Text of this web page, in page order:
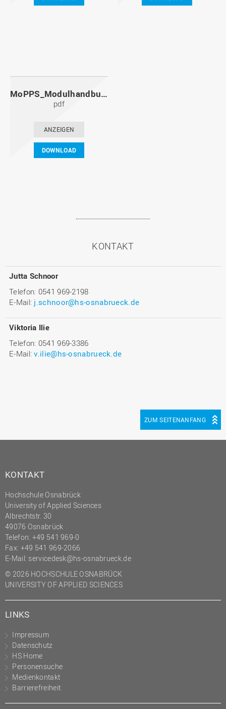
MoPPS_Modulhandbuch_20091201.pdf
pdf
ANZEIGEN
DOWNLOAD
KONTAKT
Jutta Schnoor
Telefon: 0541 969-2198
E-Mail: j.schnoor@hs-osnabrueck.de
Viktoria Ilie
Telefon: 0541 969-3386
E-Mail:v.ilie@hs-osnabrueck.de
ZUM SEITENANFANG
KONTAKT
Hochschule Osnabrück
University of Applied Sciences
Albrechtstr. 30
49076 Osnabrück
Telefon: +49 541 969-0
Fax: +49 541 969-2066
E-Mail: servicedesk@hs-osnabrueck.de
© 2026 HOCHSCHULE OSNABRÜCK
UNIVERSITY OF APPLIED SCIENCES
LINKS
Impressum
Datenschutz
HS Home
Personensuche
Medienkontakt
Barrierefreiheit